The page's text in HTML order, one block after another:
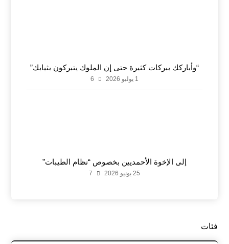
“وأباركك ببركات كثيرة حتى إن الملوك يتبركون بثيابك”
1 يوليو 2026 6
إلى الإخوة الأحمديين بخصوص “نظام الطيبات”
25 يونيو 2026 7
فئات